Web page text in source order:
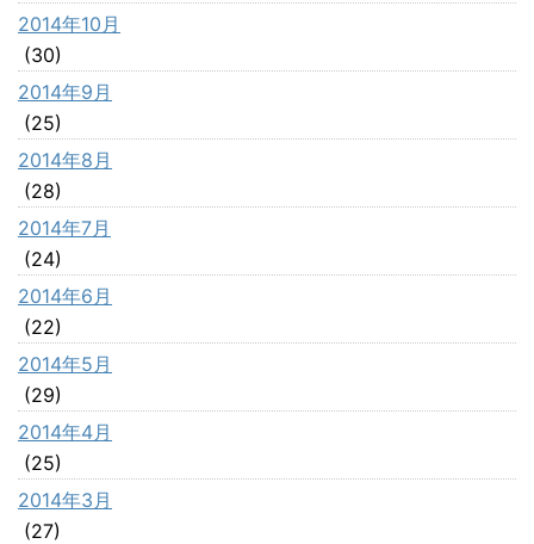
2014年10月
(30)
2014年9月
(25)
2014年8月
(28)
2014年7月
(24)
2014年6月
(22)
2014年5月
(29)
2014年4月
(25)
2014年3月
(27)